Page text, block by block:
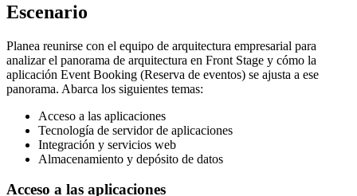
Escenario
Planea reunirse con el equipo de arquitectura empresarial para
analizar el panorama de arquitectura en Front Stage y cómo la
aplicación Event Booking (Reserva de eventos) se ajusta a ese
panorama. Abarca los siguientes temas:
Acceso a las aplicaciones
Tecnología de servidor de aplicaciones
Integración y servicios web
Almacenamiento y depósito de datos
Acceso a las aplicaciones